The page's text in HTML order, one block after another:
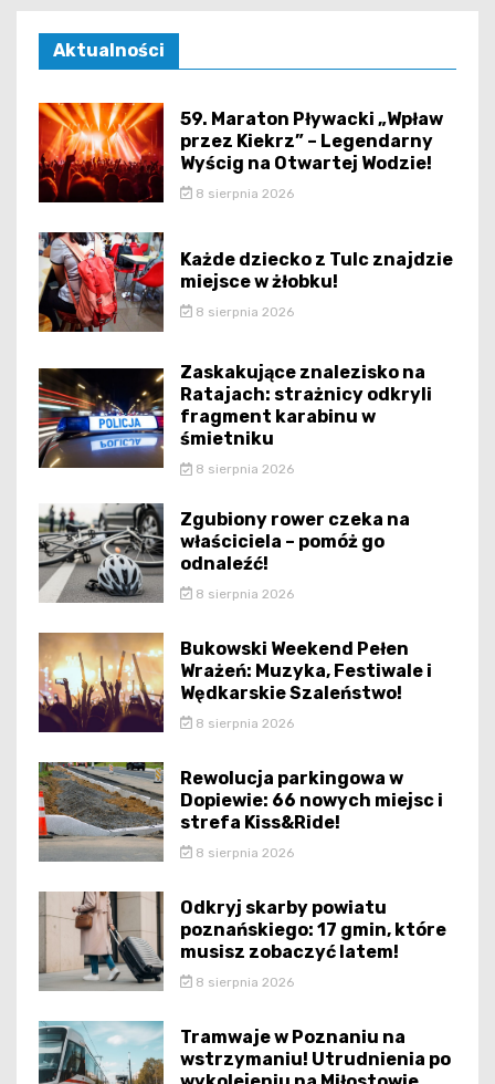
Aktualności
59. Maraton Pływacki „Wpław
przez Kiekrz” – Legendarny
Wyścig na Otwartej Wodzie!
8 sierpnia 2026
Każde dziecko z Tulc znajdzie
miejsce w żłobku!
8 sierpnia 2026
Zaskakujące znalezisko na
Ratajach: strażnicy odkryli
fragment karabinu w
śmietniku
8 sierpnia 2026
Zgubiony rower czeka na
właściciela – pomóż go
odnaleźć!
8 sierpnia 2026
Bukowski Weekend Pełen
Wrażeń: Muzyka, Festiwale i
Wędkarskie Szaleństwo!
8 sierpnia 2026
Rewolucja parkingowa w
Dopiewie: 66 nowych miejsc i
strefa Kiss&Ride!
8 sierpnia 2026
Odkryj skarby powiatu
poznańskiego: 17 gmin, które
musisz zobaczyć latem!
8 sierpnia 2026
Tramwaje w Poznaniu na
wstrzymaniu! Utrudnienia po